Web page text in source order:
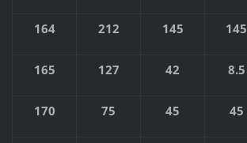
164 212 145 145
165 127 42 8.5
170 75 45 45